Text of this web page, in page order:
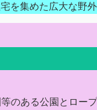
を集めた広大な野
等のある公園とロー